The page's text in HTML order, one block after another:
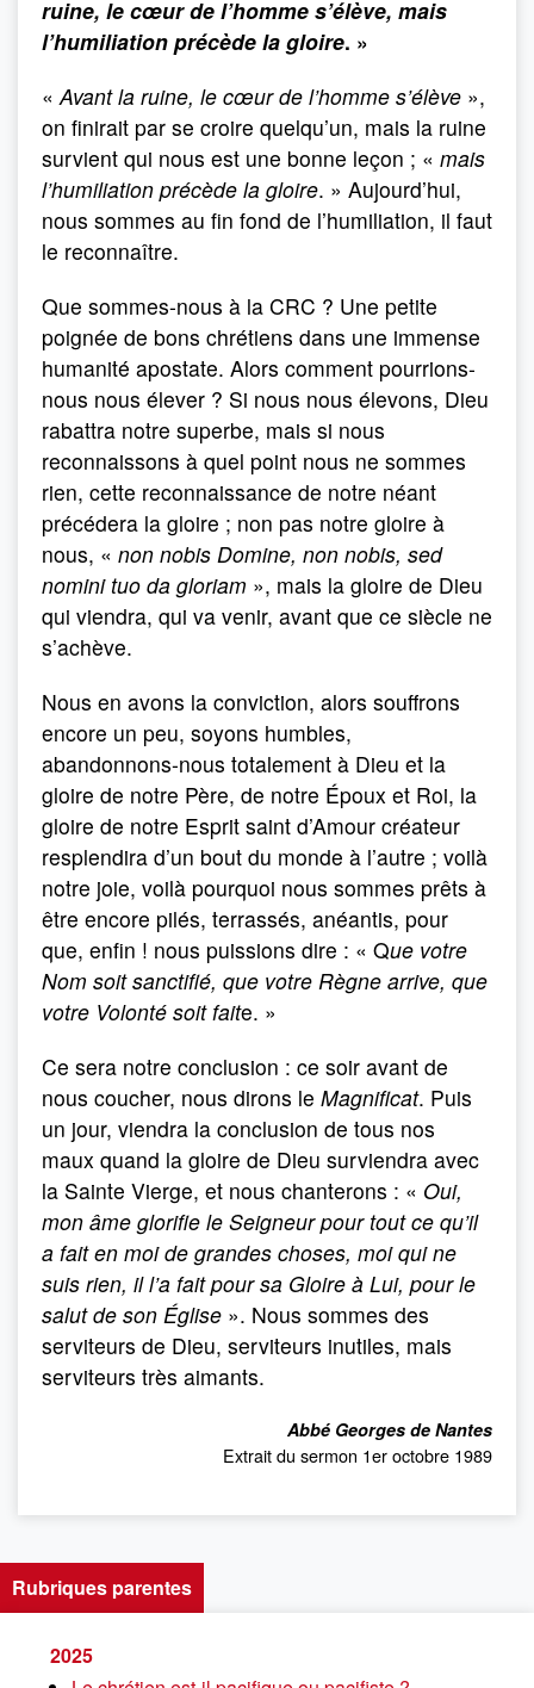
ruine, le cœur de l’homme s’élève, mais
l’humiliation précède la gloire. »
« Avant la ruine, le cœur de l’homme s’élève »,
on finirait par se croire quelqu’un, mais la ruine
survient qui nous est une bonne leçon ; « mais
l’humiliation précède la gloire. » Aujourd’hui,
nous sommes au fin fond de l’humiliation, il faut
le reconnaître.
Que sommes-nous à la CRC ? Une petite
poignée de bons chrétiens dans une immense
humanité apostate. Alors comment pourrions-
nous nous élever ? Si nous nous élevons, Dieu
rabattra notre superbe, mais si nous
reconnaissons à quel point nous ne sommes
rien, cette reconnaissance de notre néant
précédera la gloire ; non pas notre gloire à
nous, « non nobis Domine, non nobis, sed
nomini tuo da gloriam », mais la gloire de Dieu
qui viendra, qui va venir, avant que ce siècle ne
s’achève.
Nous en avons la conviction, alors souffrons
encore un peu, soyons humbles,
abandonnons-nous totalement à Dieu et la
gloire de notre Père, de notre Époux et Roi, la
gloire de notre Esprit saint d’Amour créateur
resplendira d’un bout du monde à l’autre ; voilà
notre joie, voilà pourquoi nous sommes prêts à
être encore pilés, terrassés, anéantis, pour
que, enfin ! nous puissions dire : « Que votre
Nom soit sanctifié, que votre Règne arrive, que
votre Volonté soit faite. »
Ce sera notre conclusion : ce soir avant de
nous coucher, nous dirons le Magnificat. Puis
un jour, viendra la conclusion de tous nos
maux quand la gloire de Dieu surviendra avec
la Sainte Vierge, et nous chanterons : « Oui,
mon âme glorifie le Seigneur pour tout ce qu’il
a fait en moi de grandes choses, moi qui ne
suis rien, il l’a fait pour sa Gloire à Lui, pour le
salut de son Église ». Nous sommes des
serviteurs de Dieu, serviteurs inutiles, mais
serviteurs très aimants.
Abbé Georges de Nantes
Extrait du sermon 1er octobre 1989
Rubriques parentes
2025